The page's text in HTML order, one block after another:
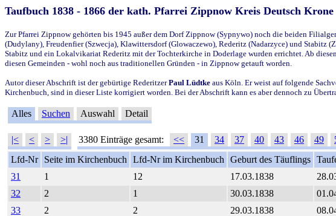
Taufbuch 1838 - 1866 der kath. Pfarrei Zippnow Kreis Deutsch Krone
Zur Pfarrei Zippnow gehörten bis 1945 außer dem Dorf Zippnow (Sypnywo) noch die beiden
(Dudylany), Freudenfier (Szwecja), Klawittersdorf (Glowaczewo), Rederitz (Nadarzyce) und
Stabitz und ein Lokalvikariat Rederitz mit der Tochterkirche in Doderlage wurden errichtet. Ab
diesen Gemeinden - wohl noch aus traditionellen Gründen - in Zippnow getauft worden.
Autor dieser Abschrift ist der gebürtige RederitzerPaul Lüdtke aus Köln. Er weist auf folgende
Kirchenbuch, sind in dieser Liste korrigiert worden. Bei der Abschrift kann es aber dennoch zu
Alles Suchen Auswahl Detail
|< < > >| 3380 Einträge gesamt: << 31 34 37 40 43 46 49
Lfd-Nr
Seite im Kirchenbuch Lfd-Nr im Kirchenbuch Geburt des Täuflings
31
1 12 17.03.1838
32
2 1 30.03.1838
33
2 2 29.03.1838